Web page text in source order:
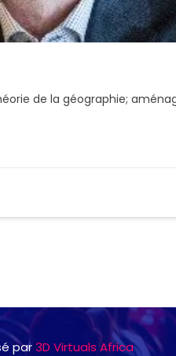
de la géographie;
par3D Virtuals Africa